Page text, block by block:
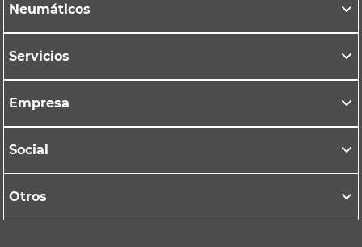
Neumáticos
Servicios
Empresa
Social
Otros